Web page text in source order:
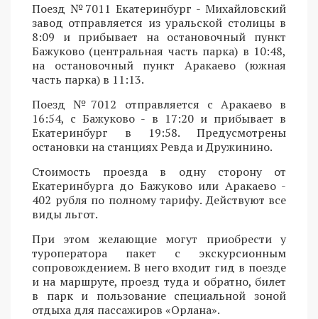
Поезд №7011 Екатеринбург - Михайловский
завод отправляется из уральской столицы в
8:09 и прибывает на остановочный пункт
Бажуково (центральная часть парка) в 10:48,
на остановочный пункт Аракаево (южная
часть парка) в 11:13.
Поезд №7012 отправляется с Аракаево в
16:54, с Бажуково - в 17:20 и прибывает в
Екатеринбург в 19:58. Предусмотрены
остановки на станциях Ревда и Дружинино.
Стоимость проезда в одну сторону от
Екатеринбурга до Бажуково или Аракаево -
402 рубля по полному тарифу. Действуют все
виды льгот.
При этом желающие могут приобрести у
туроператора пакет с экскурсионным
сопровождением. В него входит гид в поезде
и на маршруте, проезд туда и обратно, билет
в парк и пользование специальной зоной
отдыха для пассажиров «Орлана».